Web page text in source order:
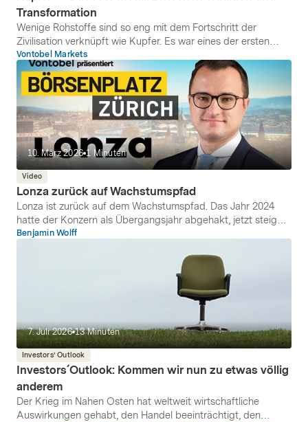
Transformation
Wenige Rohstoffe sind so eng mit dem Fortschritt der
Zivilisation verknüpft wie Kupfer. Es war eines der ersten
Metalle, das der Mensch gezielt nutzte, lange bevor er
oder Stahl kannte. Von den Kupferbeilen der Jungsteinzeit
über die Telegrafenleitungen des 19. Jahrhunderts bis zu den
Leiterplatten moderner Elektronik zieht sich ein roter Faden
durch die Technikgeschichte. Und obwohl Kupfer zu den
ältesten Werkstoffen zählt, rückt es gerade jetzt wieder in
den Fokus, da es in vielen modernen Technologien eine
zentrale Rolle spielt.
Vontobel Markets
10. März 2026 1 Minuten
Video
Lonza zurück auf Wachstumspfad
Lonza ist zurück auf dem Wachstumspfad. Das Jahr 2024
hatte der Konzern als Übergangsjahr abgehakt, jetzt steigen
Gewinn und Umsatz wieder. Für die nächsten Jahre hat der
Pharmaauftragsfertiger.
Benjamin Wolff
7. Juli 2026 13 Minuten
Investors’ Outlook
Investors´Outlook: Kommen wir nun zu etwas völlig
anderem
Der Krieg im Nahen Osten hat weltweit wirtschaftliche
Auswirkungen gehabt, den Handel beeinträchtigt, den